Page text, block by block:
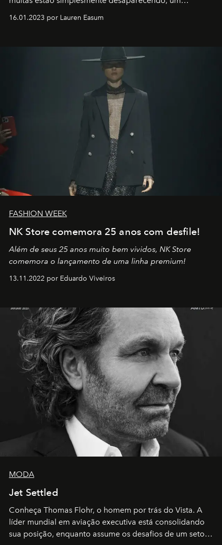
transportador AMTD abrindo caminho para muitos
por propósitos, com um claro senso de missão na vida e
16.01.2023 por Lauren Easum
FASHION WEEK
NK Store comemora 25 anos com desfile!
Além de seus 25 anos muito bem vividos, NK Store
comemora o lançamento de uma linha premium!
13.11.2022 por Eduardo Viveiros
MODA
Jet Settled
Conheça Thomas Flohr, o homem por trás do Vista. A
líder mundial em aviação executiva está consolidando
sua posição, enquanto assume os desafios de um setor